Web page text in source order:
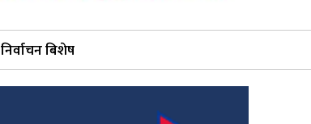
निर्वाचन बिशेष